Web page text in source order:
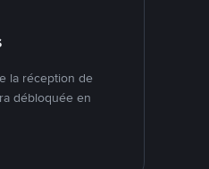
la réception de
débloquée en